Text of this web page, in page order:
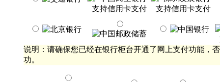
说明：请确保您已经在银行柜台开通了网上支付功能，
功。